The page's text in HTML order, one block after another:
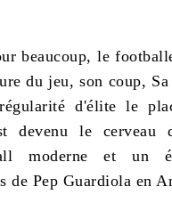
beaucoup,le
du jeu, son coup,
d'élite le
devenu le cerveau
moderne et un
de Pep Guardiola en